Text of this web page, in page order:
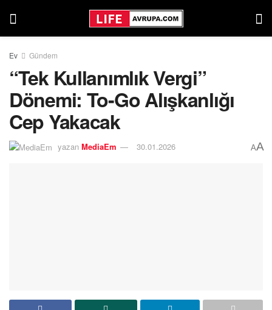
Ev Gündem
“Tek Kullanımlık Vergi”
Dönemi: To-Go Alışkanlığı
Cep Yakacak
yazan MediaEm 30.01.2026 AA